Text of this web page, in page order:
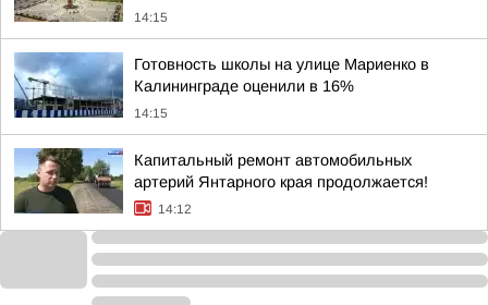
14:15
Готовность школы на улице Мариенко в
Калининграде оценили в 16%
14:15
Капитальный ремонт автомобильных
артерий Янтарного края продолжается!
14:12